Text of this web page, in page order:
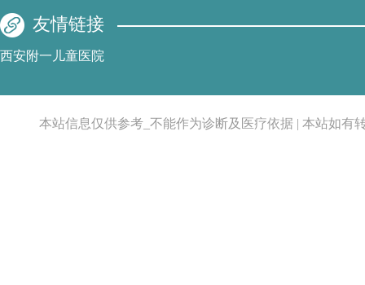
友情链接
西安附一儿童医院
本站信息仅供参考_不能作为诊断及医疗依据 | 本站如